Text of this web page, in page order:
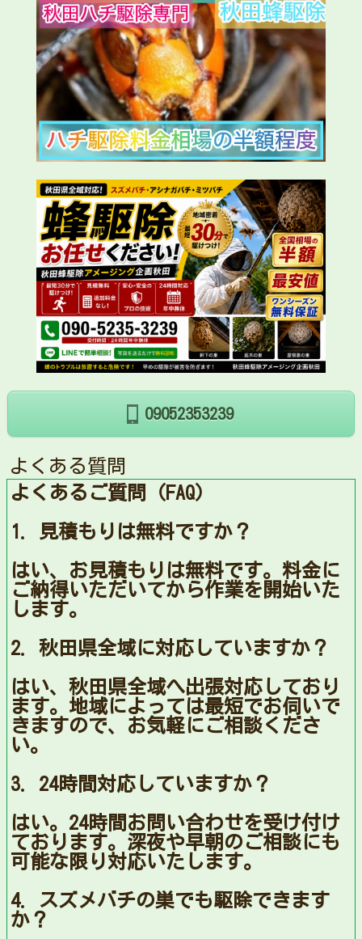
09052353239
よくある質問
よくあるご質問（FAQ）
1. 見積もりは無料ですか？
はい、お見積もりは無料です。料金に
ご納得いただいてから作業を開始いた
します。
2. 秋田県全域に対応していますか？
はい、秋田県全域へ出張対応しており
ます。地域によっては最短でお伺いで
きますので、お気軽にご相談くださ
い。
3. 24時間対応していますか？
はい。24時間お問い合わせを受け付け
ております。深夜や早朝のご相談にも
可能な限り対応いたします。
4. スズメバチの巣でも駆除できます
か？